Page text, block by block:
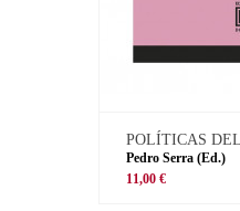
POLÍTICAS
Pedro Serra (Ed.)
11,00 €